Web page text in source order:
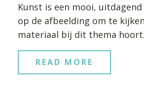
Kunst is een mooi,
op de afbeelding om te
materiaal bij dit thema hoort.
READ MORE